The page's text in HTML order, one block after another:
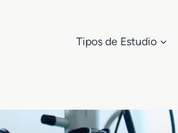
Tipos de Estudio